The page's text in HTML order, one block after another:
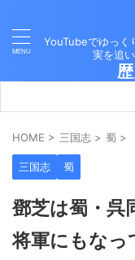
YouTubeでゆっく
実を追
HOME > 三国志 > 蜀 >
三国志 蜀
鄧芝は蜀・呉
将軍にもなっ